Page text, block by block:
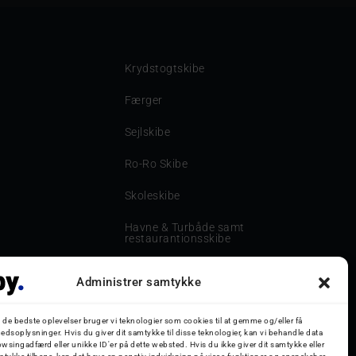
Administrer samtykke
de bedste oplevelser bruger vi teknologier som cookies til at gemme og/eller få
Hvis du giver dit samtykke til disse teknologier, kan vi behandle data
eller unikke ID'er på dette websted. Hvis du ikke giver dit samtykke eller
Krydstogtskibe
Færger
Sejlskibe
Ro-Ro Skibe
Skoleskibe
Havne & Turbåde samt
restaurantionsskibe
Storebæltsbroen